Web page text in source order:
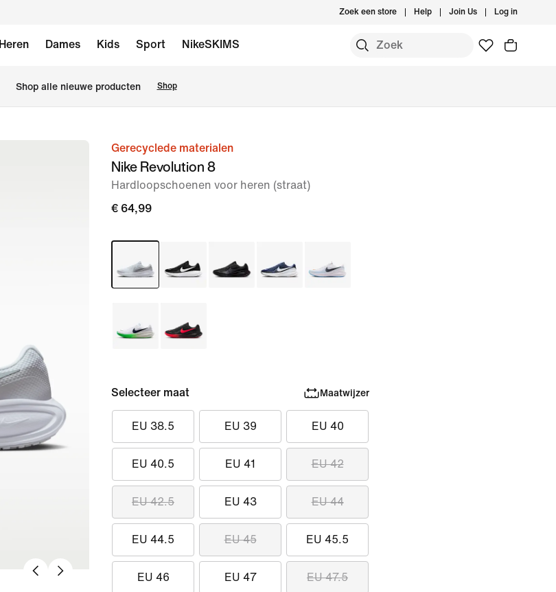
Zoek een store Help Join Us Log in
Heren Dames Kids Sport NikeSKIMS
Shop alle nieuwe producten Shop
afbeelding
Gerecyclede materialen
Nike Revolution 8
Hardloopschoenen voor heren (straat)
€ 64,99
Selecteer maat Maatwijzer
EU 38.5 EU 39 EU 40
EU 40.5 EU 41 EU 42
EU 42.5 EU 43 EU 44
EU 44.5 EU 45 EU 45.5
EU 46 EU 47 EU 47.5